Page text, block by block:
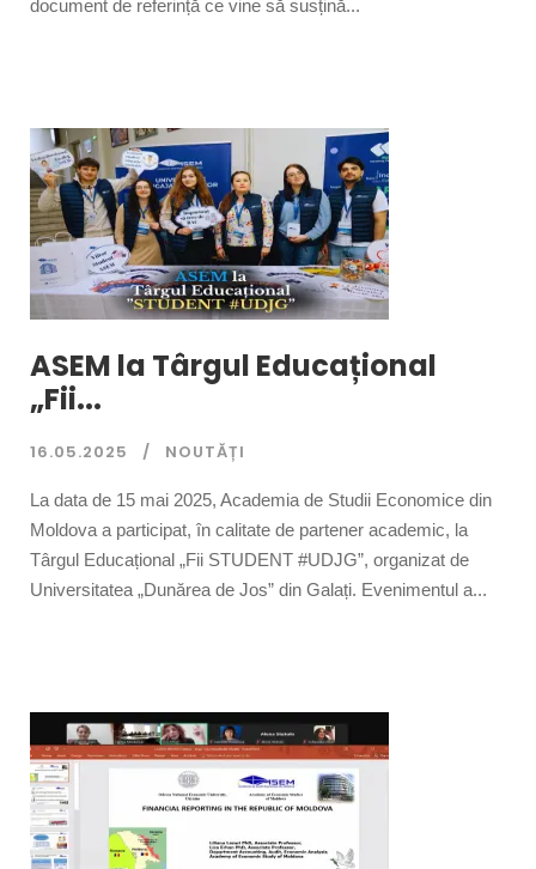
document de referință ce vine să susțină...
ASEM la Târgul Educațional
„Fii...
16.05.2025 NOUTĂȚI
La data de 15 mai 2025, Academia de Studii Economice din
Moldova a participat, în calitate de partener academic, la
Târgul Educațional „Fii STUDENT #UDJG”, organizat de
Universitatea „Dunărea de Jos” din Galați. Evenimentul a...